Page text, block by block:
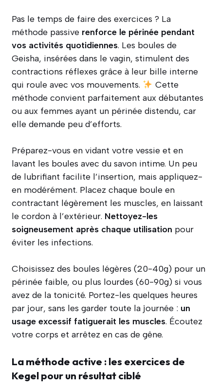
Pas le temps de faire des exercices ? La
méthode passive renforce le périnée pendant
vos activités quotidiennes. Les boules de
Geisha, insérées dans le vagin, stimulent des
contractions réflexes grâce à leur bille interne
qui roule avec vos mouvements.
Cette
méthode convient parfaitement aux débutantes
ou aux femmes ayant un périnée distendu, car
elle demande peu d’efforts.
Préparez-vous en vidant votre vessie et en
lavant les boules avec du savon intime. Un peu
de lubrifiant facilite l’insertion, mais appliquez-
en modérément. Placez chaque boule en
contractant légèrement les muscles, en laissant
le cordon à l’extérieur. Nettoyez-les
soigneusement après chaque utilisation pour
éviter les infections.
Choisissez des boules légères (20-40g) pour un
périnée faible, ou plus lourdes (60-90g) si vous
avez de la tonicité. Portez-les quelques heures
par jour, sans les garder toute la journée : un
usage excessif fatiguerait les muscles. Écoutez
votre corps et arrêtez en cas de gêne.
La méthode active : les exercices de
Kegel pour un résultat ciblé